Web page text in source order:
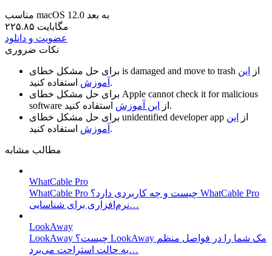
مناسب macOS 12.0 به بعد
۲۲۵.۸۵ مگابایت
عضویت و دانلود
نکات ضروری
is damaged and move to trash از
این
آموزش استفاده کنید.
Apple cannot check it for malicious
software
از این آموزش
استفاده کنید.
unidentified developer app از
این
آموزش استفاده کنید.
مطالب مشابه
WhatCable Pro
WhatCable Pro چیست و چه کاربردی دارد؟ WhatCable Pro
نرم‌افزاری برای شناسایی…
LookAway
LookAway چیست؟ LookAway مک شما را در فواصل منظم
به حالت استراحت می‌برد…